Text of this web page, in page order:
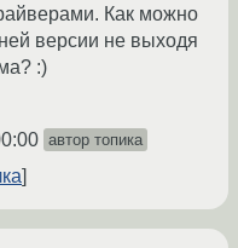
Как можно
версии не выходя
:)
автор топика